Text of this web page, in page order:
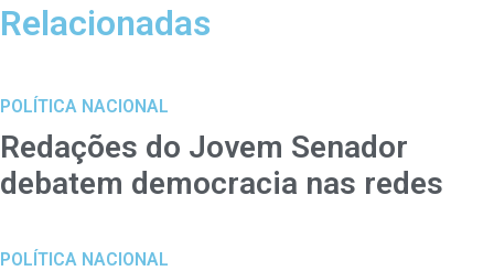
Relacionadas
POLÍTICA NACIONAL
Redações do Jovem Senador
debatem democracia nas redes
POLÍTICA NACIONAL